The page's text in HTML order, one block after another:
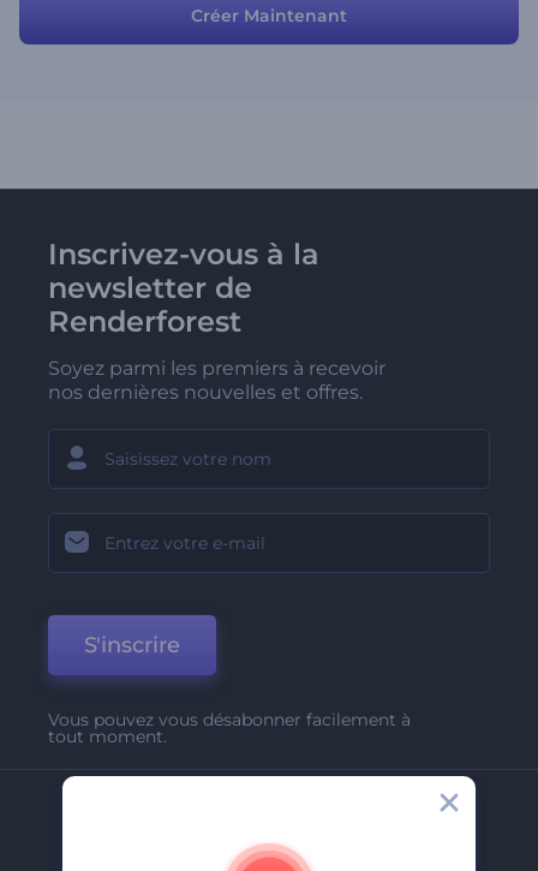
Créer Maintenant
Inscrivez-vous à la
newsletter de
Renderforest
Soyez parmi les premiers à recevoir
nos dernières nouvelles et offres.
S'inscrire
Vous pouvez vous désabonner facilement à
tout moment.
A Propos De Nous